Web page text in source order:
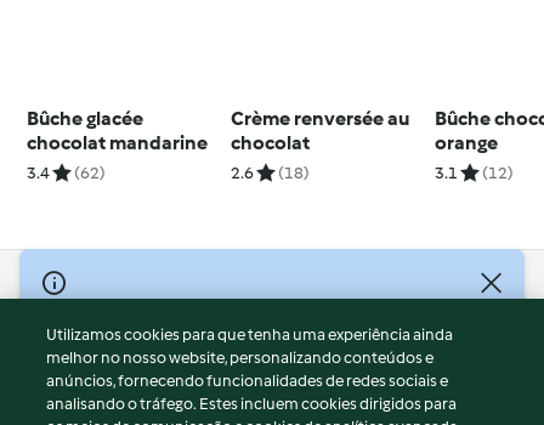
Bûche glacée
chocolat mandarine
3.4 (62)
Crème renversée au
chocolat
2.6 (18)
Bûche
orange
3.1 (12)
© Copyright 2026
Termos de Utilização
Aviso sobre Proteção de Dados
Aviso
Utilizamos cookies para que tenha uma experiência ainda
melhor no nosso website, personalizando conteúdos e
anúncios, fornecendo funcionalidades de redes sociais e
analisando o tráfego. Estes incluem cookies dirigidos para